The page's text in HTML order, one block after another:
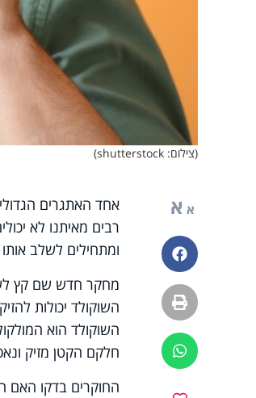
(צילום: shutterstock)
א א
פייסבוק
הדפסה
ווטסאפ
אחד האתגרים
רבים מאיתנו לא
ומתחילים לשלב
מחקר חדש שם קץ
השוקולד יכולות
השוקולד הוא
חלקם הקטן מזיק
החוקרים בדקו האם